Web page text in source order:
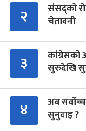
२
संसद्को
चेतावनी
३
कांग्रेसको
सुरुदेखि
४
अब
सुनुवाइ ?